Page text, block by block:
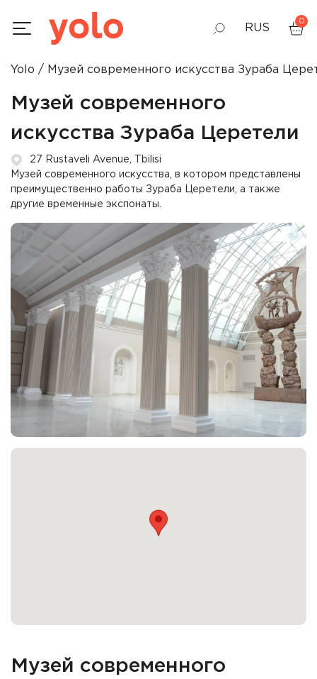
RUS
GEO
0
Yolo Музей современного искусства Зураба
Музей современного
искусства Зураба Церетели
27 Rustaveli Avenue, Tbilisi
Музей современного искусства, в котором представлены
преимущественно работы Зураба Церетели, а также
другие временные экспонаты.
Музей современного